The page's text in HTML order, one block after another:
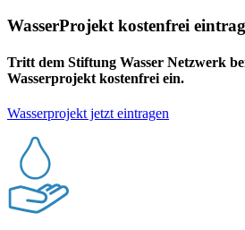
WasserProjekt kostenfrei
Tritt dem Stiftung Wasser Netzwerk
Wasserprojekt kostenfrei ein.
Wasserprojekt jetzt eintragen